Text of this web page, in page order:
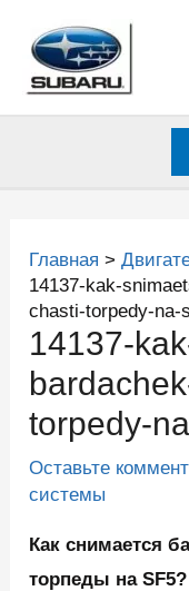
содержимому
Главная
14137-kak-
chasti-torpedy-na-
14137-
torpedy-
Оставьте
системы
Как снимается
торпеды на